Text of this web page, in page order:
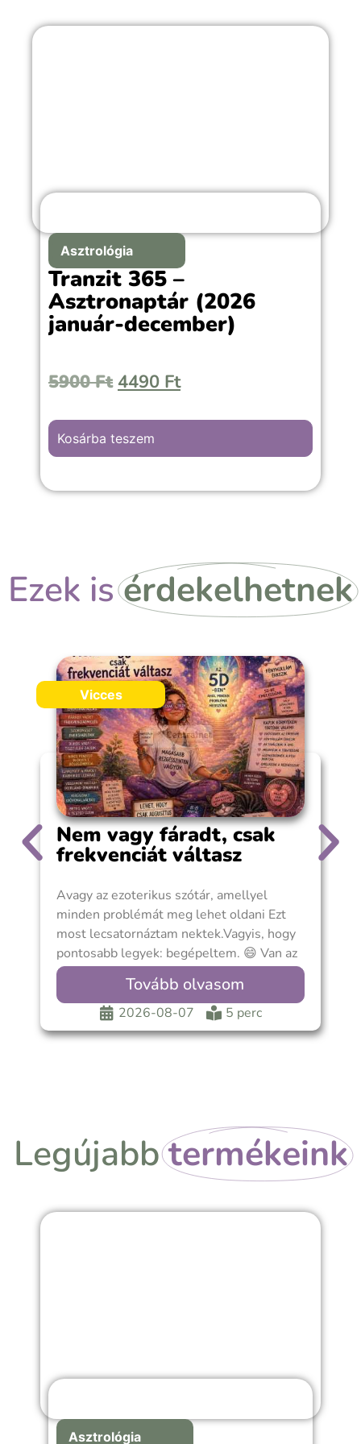
Asztrológia
Tranzit 365 –
Asztronaptár (2026
január-december)
5900Ft 4490 Ft
Kosárba teszem
Ezek is érdekelhetnek
Vicces
Nem vagy fáradt, csak
frekvenciát váltasz
Avagy az ezoterikus szótár, amellyel
minden problémát meg lehet oldani Ezt
most lecsatornáztam nektek.Vagyis, hogy
pontosabb legyek: begépeltem. 😄 Van az
a pillanat, amikor az
Tovább olvasom
2026-08-07 5 perc
Legújabbtermékeink
Asztrológia